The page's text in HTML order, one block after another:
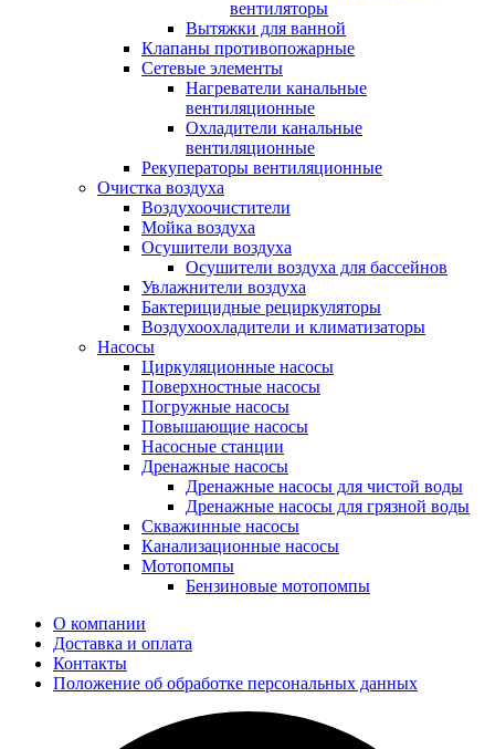
вентиляторы
Вытяжки для ванной
Клапаны противопожарные
Сетевые элементы
Нагреватели канальные
вентиляционные
Охладители канальные
вентиляционные
Рекуператоры вентиляционные
Очистка воздуха
Воздухоочистители
Мойка воздуха
Осушители воздуха
Осушители воздуха для бассейнов
Увлажнители воздуха
Бактерицидные рециркуляторы
Воздухоохладители и климатизаторы
Насосы
Циркуляционные насосы
Поверхностные насосы
Погружные насосы
Повышающие насосы
Насосные станции
Дренажные насосы
Дренажные насосы для чистой воды
Дренажные насосы для грязной воды
Скважинные насосы
Канализационные насосы
Мотопомпы
Бензиновые мотопомпы
О компании
Доставка и оплата
Контакты
Положение об обработке персональных данных